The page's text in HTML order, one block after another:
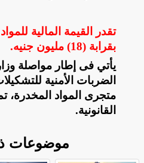
تقدر القيمة المالية
بقرابة (18) مليون جنيه
.
يأتي فى إطار مواصلة
الضربات الأمنية
متجرى المواد المخدرة،
القانونية.
موضوعات